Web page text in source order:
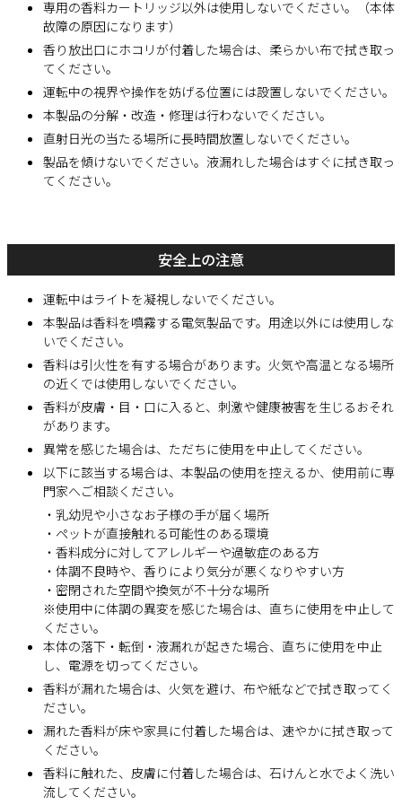
専用の香料カートリッジ以外は使用しないでください。（本体
故障の原因になります）
香り放出口にホコリが付着した場合は、柔らかい布で拭き取っ
てください。
運転中の視界や操作を妨げる位置には設置しないでください。
本製品の分解・改造・修理は行わないでください。
直射日光の当たる場所に長時間放置しないでください。
製品を傾けないでください。液漏れした場合はすぐに拭き取っ
てください。
安全上の注意
運転中はライトを凝視しないでください。
本製品は香料を噴霧する電気製品です。用途以外には使用しな
いでください。
香料は引火性を有する場合があります。火気や高温となる場所
の近くでは使用しないでください。
香料が皮膚・目・口に入ると、刺激や健康被害を生じるおそれ
があります。
異常を感じた場合は、ただちに使用を中止してください。
以下に該当する場合は、本製品の使用を控えるか、使用前に専
門家へご相談ください。
・乳幼児や小さなお子様の手が届く場所
・ペットが直接触れる可能性のある環境
・香料成分に対してアレルギーや過敏症のある方
・体調不良時や、香りにより気分が悪くなりやすい方
・密閉された空間や換気が不十分な場所
※使用中に体調の異変を感じた場合は、直ちに使用を中止して
ください。
本体の落下・転倒・液漏れが起きた場合、直ちに使用を中止
し、電源を切ってください。
香料が漏れた場合は、火気を避け、布や紙などで拭き取ってく
ださい。
漏れた香料が床や家具に付着した場合は、速やかに拭き取って
ください。
香料に触れた、皮膚に付着した場合は、石けんと水でよく洗い
流してください。